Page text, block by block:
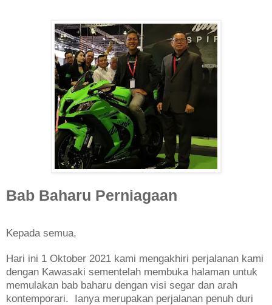
Bab Baharu Perniagaan
Kepada semua,
Hari ini 1 Oktober 2021 kami mengakhiri perjalanan kami
dengan Kawasaki sementelah membuka halaman untuk
memulakan bab baharu dengan visi segar dan arah
kontemporari. Ianya merupakan perjalanan penuh duri